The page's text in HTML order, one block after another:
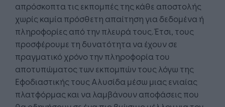
απρόσκοπτα τις εκπομπές της κάθε αποστολής
χωρίς καμία πρόσθετη απαίτηση για δεδομένα ή
πληροφορίες από την πλευρά τους. Έτσι, τους
προσφέρουμε τη δυνατότητα να έχουν σε
πραγματικό χρόνο την πληροφορία του
αποτυπώματος των εκπομπών τους λόγω της
Εφοδιαστικής τους Αλυσίδα μέσω μιας ενιαίας
πλατφόρμας και να λαμβάνουν αποφάσεις που